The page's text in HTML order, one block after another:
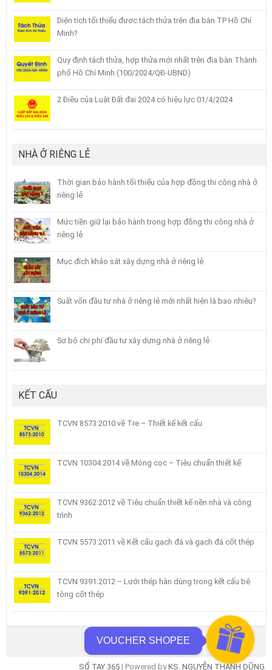
Diện tích tối thiểu được tách thửa trên địa bàn TP Hồ Chí
Minh?
Quy định tách thửa, hợp thửa mới nhất trên địa bàn Thành
phố Hồ Chí Minh (100/2024/QĐ-UBND)
2 Điều của Luật Đất đai 2024 có hiệu lực 01/4/2024
NHÀ Ở RIÊNG LẺ
Thời gian bảo hành tối thiểu của hợp đồng thi công nhà ở
riêng lẻ
Mức tiền giữ lại bảo hành trong hợp đồng thi công nhà ở
riêng lẻ
Mục đích khảo sát xây dựng nhà ở riêng lẻ
Suất vốn đầu tư nhà ở riêng lẻ mới nhất hiện là bao nhiêu?
Sơ bộ chi phí đầu tư xây dựng nhà ở riêng lẻ
KẾT CẤU
TCVN 8573:2010 về Tre – Thiết kế kết cấu
TCVN 10304:2014 về Móng cọc – Tiêu chuẩn thiết kế
TCVN 9362:2012 về Tiêu chuẩn thiết kế nền nhà và công
trình
TCVN 5573:2011 về Kết cấu gạch đá và gạch đá cốt thép
TCVN 9391:2012 – Lưới thép hàn dùng trong kết cấu bê
tông cốt thép
SỔ TAY 365 | Powered byKS. NGUYỄN THANH DŨNG
VOUCHER SHOPEE